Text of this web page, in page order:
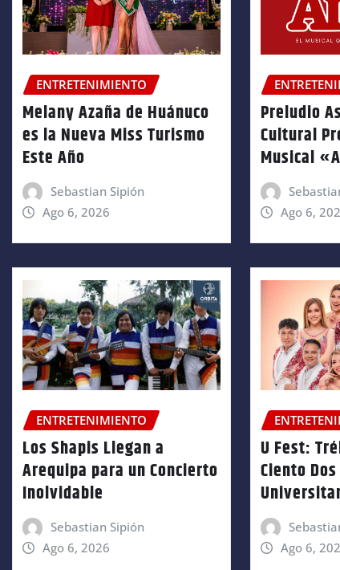
ENTRETENIMIENTO
Melany Azaña de Huánuco
es la Nueva Miss Turismo
Este Año
Sebastian Sipión
Ago 6, 2026
Preludio
Cultural
Musical
Ago 6,
ENTRETENIMIENTO
Los Shapis Llegan a
Arequipa para un Concierto
Inolvidable
Sebastian Sipión
Ago 6, 2026
U Fest:
Ciento
Ago 6,